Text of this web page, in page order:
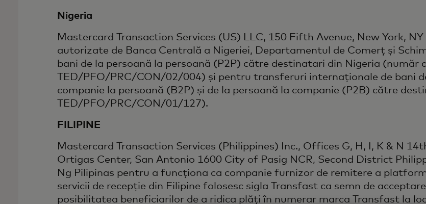
Nigeria
Mastercard Transaction Services (US) LLC, 150 Fifth Avenue, New York,
autorizate de Banca Centrală a Nigeriei, Departamentul de Comerț și
bani de la persoană la persoană (P2P) către destinatari din Nigeria (număr
TED/PFO/PRC/CON/02/004) și pentru transferuri internaționale de bani
companie la persoană (B2P) și de la persoană la companie (P2B) către
TED/PFO/PRC/CON/01/127).
FILIPINE
Mastercard Transaction Services (Philippines) Inc., Offices G, H, I, K & N
Ortigas Center, San Antonio 1600 City of Pasig NCR, Second District
Ng Pilipinas pentru a funcționa ca companie furnizor de remitere a
servicii de recepție din Filipine folosesc sigla Transfast ca semn de
posibilitatea beneficiarilor de a ridica plăți în numerar marca Transfast la